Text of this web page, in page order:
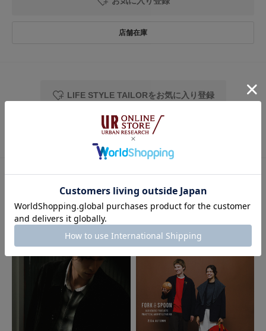
LIFE STYLE TAILORをお気に入り登録
この商品をチェックした人への
おすすめ特集